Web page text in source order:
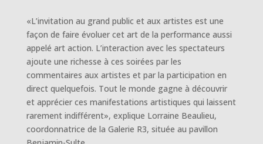
«L’invitation au grand public et aux artistes est une
façon de faire évoluer cet art de la performance aussi
appelé art action. L’interaction avec les spectateurs
ajoute une richesse à ces soirées par les
commentaires aux artistes et par la participation en
direct quelquefois. Tout le monde gagne à découvrir
et apprécier ces manifestations artistiques qui laissent
rarement indifférent», explique Lorraine Beaulieu,
coordonnatrice de la Galerie R3, située au pavillon